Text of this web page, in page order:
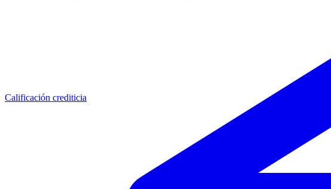
Calificación crediticia